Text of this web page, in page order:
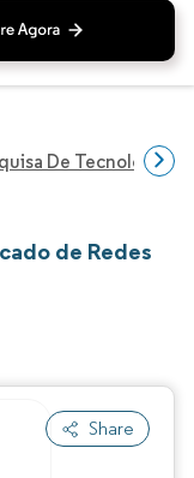
De Tecnologia,
de Redes
Share